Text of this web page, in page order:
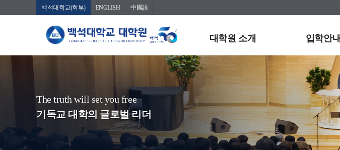
백석대학교(학부) ENGLISH 中國語
대학원 소개 입학안내
The truth will set you free
기독교 대학의 글로벌 리더